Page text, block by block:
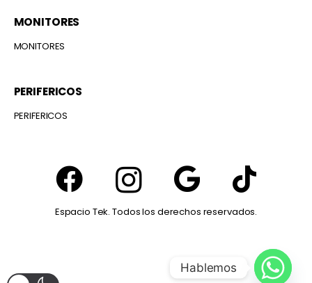
MONITORES
MONITORES
PERIFERICOS
PERIFERICOS
Espacio Tek. Todos los derechos reservados.
Hablemos